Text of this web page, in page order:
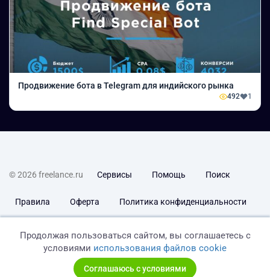
Продвижение бота в Telegram для индийского рынка
492 1
© 2026 freelance.ru Сервисы Помощь Поиск
Правила Оферта Политика конфиденциальности
Продолжая пользоваться сайтом, вы соглашаетесь с
условиями использования файлов cookie
Соглашаюсь с условиями